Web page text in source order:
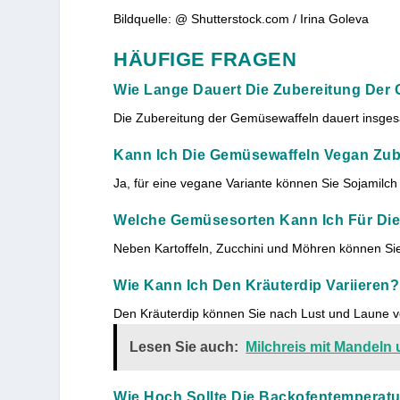
Bildquelle: @ Shutterstock.com / Irina Goleva
HÄUFIGE FRAGEN
Wie Lange Dauert Die Zubereitung Der
Die Zubereitung der Gemüsewaffeln dauert
Kann Ich Die Gemüsewaffeln Vegan
Ja, für eine vegane Variante können Sie
Welche Gemüsesorten Kann Ich Für
Neben Kartoffeln, Zucchini und Möhren können
Wie Kann Ich Den Kräuterdip Variieren?
Den Kräuterdip können Sie nach Lust und Laune
Lesen Sie auch: Milchreis mit Mandeln